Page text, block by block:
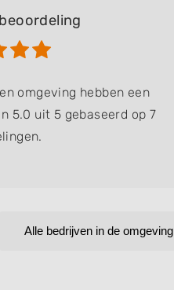
omgeving hebben een
5.0 uit 5 gebaseerd op 7
Alle bedrijven in de omgeving